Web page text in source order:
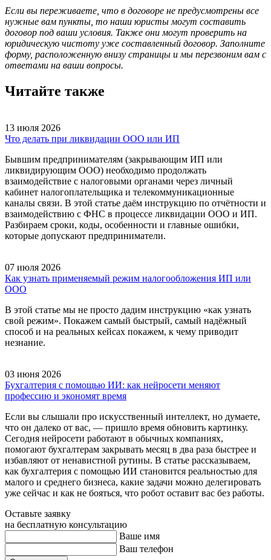
Если вы переживаете, что в договоре не предусмотрены все
нужные вам пункты, то наши юристы могут составить
договор под ваши условия. Также они могут проверить на
юридическую чистоту уже составленный договор. Заполните
форму, расположенную внизу страницы и мы перезвоним вам с
ответами на ваши вопросы.
Читайте также
13 июля 2026
Что делать при ликвидации ООО или ИП
Бывшим предпринимателям (закрывающим ИП или
ликвидирующим ООО) необходимо продолжать
взаимодействие с налоговыми органами через личный
кабинет налогоплательщика и телекоммуникационные
каналы связи. В этой статье даём инструкцию по отчётности и
взаимодействию с ФНС в процессе ликвидации ООО и ИП.
Разбираем сроки, коды, особенности и главные ошибки,
которые допускают предприниматели.
07 июля 2026
Как узнать применяемый режим налогообложения ИП или
ООО
В этой статье мы не просто дадим инструкцию «как узнать
свой режим». Покажем самый быстрый, самый надёжный
способ и на реальных кейсах покажем, к чему приводит
незнание.
03 июня 2026
Бухгалтерия с помощью ИИ: как нейросети меняют
профессию и экономят время
Если вы слышали про искусственный интеллект, но думаете,
что он далеко от вас, — пришло время обновить картинку.
Сегодня нейросети работают в обычных компаниях,
помогают бухгалтерам закрывать месяц в два раза быстрее и
избавляют от ненавистной рутины. В статье рассказываем,
как бухгалтерия с помощью ИИ становится реальностью для
малого и среднего бизнеса, какие задачи можно делегировать
уже сейчас и как не бояться, что робот оставит вас без работы.
Оставьте заявку
на бесплатную консультацию
Ваше имя
Ваш телефон